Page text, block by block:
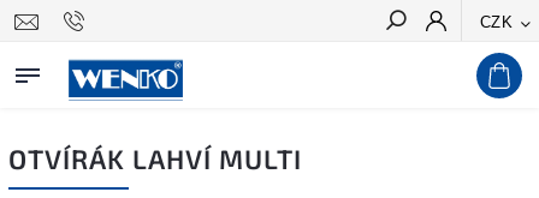
CZK
Hledat
OTVÍRÁK LAHVÍ MULTI